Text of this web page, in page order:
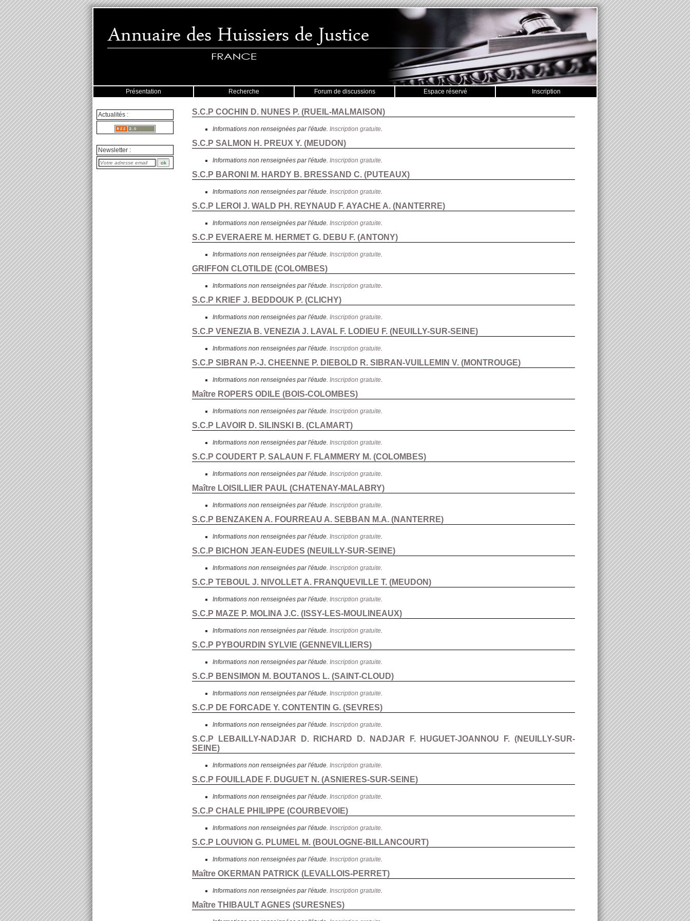
Présentation Recherche Forum de discussions Espace réservé Inscription
Actualités :
Newsletter :
S.C.P COCHIN D. NUNES P. (RUEIL-MALMAISON)
Informations non renseignées par l'étude. Inscription gratuite.
S.C.P SALMON H. PREUX Y. (MEUDON)
Informations non renseignées par l'étude. Inscription gratuite.
S.C.P BARONI M. HARDY B. BRESSAND C. (PUTEAUX)
Informations non renseignées par l'étude. Inscription gratuite.
S.C.P LEROI J. WALD PH. REYNAUD F. AYACHE A. (NANTERRE)
Informations non renseignées par l'étude. Inscription gratuite.
S.C.P EVERAERE M. HERMET G. DEBU F. (ANTONY)
Informations non renseignées par l'étude. Inscription gratuite.
GRIFFON CLOTILDE (COLOMBES)
Informations non renseignées par l'étude. Inscription gratuite.
S.C.P KRIEF J. BEDDOUK P. (CLICHY)
Informations non renseignées par l'étude. Inscription gratuite.
S.C.P VENEZIA B. VENEZIA J. LAVAL F. LODIEU F. (NEUILLY-SUR-SEINE)
Informations non renseignées par l'étude. Inscription gratuite.
S.C.P SIBRAN P.-J. CHEENNE P. DIEBOLD R. SIBRAN-VUILLEMIN V. (MONTROUGE)
Informations non renseignées par l'étude. Inscription gratuite.
Maître ROPERS ODILE (BOIS-COLOMBES)
Informations non renseignées par l'étude. Inscription gratuite.
S.C.P LAVOIR D. SILINSKI B. (CLAMART)
Informations non renseignées par l'étude. Inscription gratuite.
S.C.P COUDERT P. SALAUN F. FLAMMERY M. (COLOMBES)
Informations non renseignées par l'étude. Inscription gratuite.
Maître LOISILLIER PAUL (CHATENAY-MALABRY)
Informations non renseignées par l'étude. Inscription gratuite.
S.C.P BENZAKEN A. FOURREAU A. SEBBAN M.A. (NANTERRE)
Informations non renseignées par l'étude. Inscription gratuite.
S.C.P BICHON JEAN-EUDES (NEUILLY-SUR-SEINE)
Informations non renseignées par l'étude. Inscription gratuite.
S.C.P TEBOUL J. NIVOLLET A. FRANQUEVILLE T. (MEUDON)
Informations non renseignées par l'étude. Inscription gratuite.
S.C.P MAZE P. MOLINA J.C. ( ISSY-LES-MOULINEAUX)
Informations non renseignées par l'étude. Inscription gratuite.
S.C.P PYBOURDIN SYLVIE (GENNEVILLIERS)
Informations non renseignées par l'étude. Inscription gratuite.
S.C.P BENSIMON M. BOUTANOS L. (SAINT-CLOUD)
Informations non renseignées par l'étude. Inscription gratuite.
S.C.P DE FORCADE Y. CONTENTIN G. (SEVRES)
Informations non renseignées par l'étude. Inscription gratuite.
S.C.P LEBAILLY-NADJAR D. RICHARD D. NADJAR F. HUGUET-JOANNOU F. (NEUILLY-SUR-
SEINE)
Informations non renseignées par l'étude. Inscription gratuite.
S.C.P FOUILLADE F. DUGUET N. (ASNIERES-SUR-SEINE)
Informations non renseignées par l'étude. Inscription gratuite.
S.C.P CHALE PHILIPPE (COURBEVOIE)
Informations non renseignées par l'étude. Inscription gratuite.
S.C.P LOUVION G. PLUMEL M. (BOULOGNE-BILLANCOURT)
Informations non renseignées par l'étude. Inscription gratuite.
Maître OKERMAN PATRICK (LEVALLOIS-PERRET)
Informations non renseignées par l'étude. Inscription gratuite.
Maître THIBAULT AGNES (SURESNES)